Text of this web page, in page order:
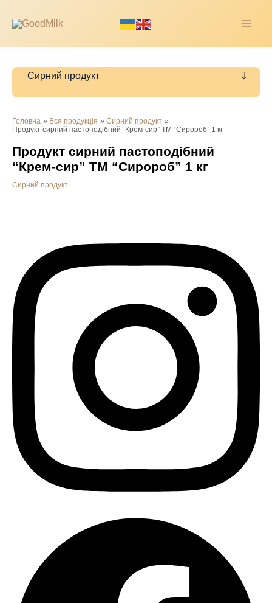
Сирний продукт
Головна Вся продукція
Сирний продукт
Продукт сирний пастоподібний “Крем-сир” ТМ “Сиророб” 1 кг
Продукт сирний пастоподібний
“Крем-сир” ТМ “Сиророб” 1 кг
Сирний продукт